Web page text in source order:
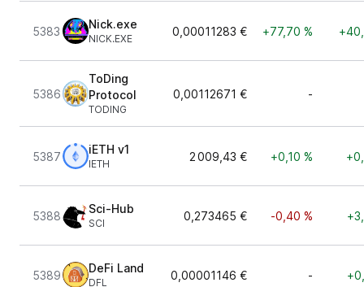
5383
Nick.exe
NICK.EXE
0,00011283 € +77,70 %
5386
ToDing
Protocol
TODING
0,00112671 € -
5387
iETH v1
IETH
2 009,43 € +0,10 %
5388
Sci-Hub
SCI
0,273465 € -0,40 %
5389
DeFi Land
DFL
0,00001146 € -